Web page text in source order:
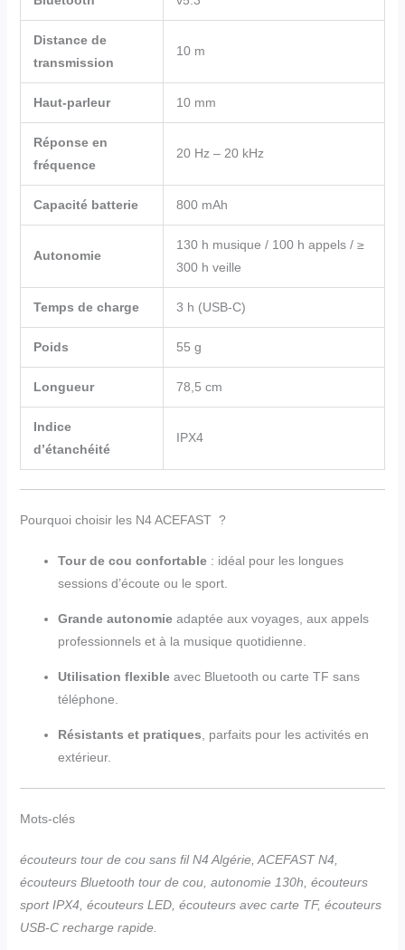
Distance de
transmission
10 m
Haut-parleur 10 mm
Réponse en
fréquence
20 Hz – 20 kHz
Capacité batterie 800 mAh
Autonomie
130 h musique / 100 h appels / ≥
300 h veille
Temps de charge 3 h (USB-C)
Poids 55 g
Longueur 78,5 cm
Indice
d’étanchéité
IPX4
Pourquoi choisir les N4 ACEFAST ?
Tour de cou confortable: idéal pour les longues
sessions d’écoute ou le sport.
Grande autonomieadaptée aux voyages, aux appels
professionnels et à la musique quotidienne.
Utilisation flexibleavec Bluetooth ou carte TF sans
téléphone.
Résistants et pratiques , parfaits pour les activités en
extérieur.
Mots-clés
écouteurs tour de cou sans fil N4 Algérie, ACEFAST N4,
écouteurs Bluetooth tour de cou, autonomie 130h, écouteurs
sport IPX4, écouteurs LED, écouteurs avec carte TF, écouteurs
USB-C recharge rapide.